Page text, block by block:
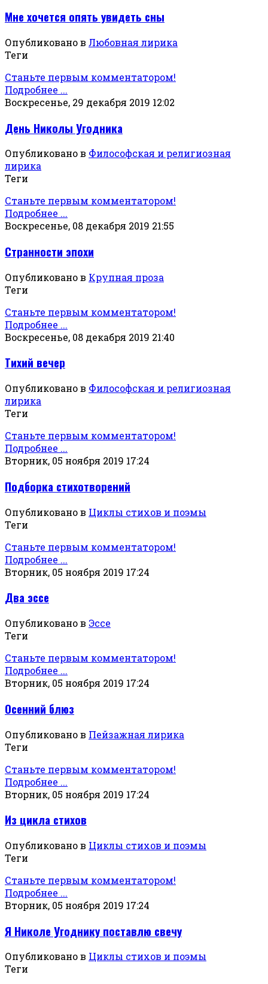
Мне хочется опять увидеть сны
Опубликовано в Любовная лирика
Теги
Станьте первым комментатором!
Подробнее ...
Воскресенье, 29 декабря 2019 12:02
День Николы Угодника
Опубликовано в Философская и религиозная
лирика
Теги
Станьте первым комментатором!
Подробнее ...
Воскресенье, 08 декабря 2019 21:55
Странности эпохи
Опубликовано в Крупная проза
Теги
Станьте первым комментатором!
Подробнее ...
Воскресенье, 08 декабря 2019 21:40
Тихий вечер
Опубликовано в Философская и религиозная
лирика
Теги
Станьте первым комментатором!
Подробнее ...
Вторник, 05 ноября 2019 17:24
Подборка стихотворений
Опубликовано в Циклы стихов и поэмы
Теги
Станьте первым комментатором!
Подробнее ...
Вторник, 05 ноября 2019 17:24
Два эссе
Опубликовано в Эссе
Теги
Станьте первым комментатором!
Подробнее ...
Вторник, 05 ноября 2019 17:24
Осенний блюз
Опубликовано в Пейзажная лирика
Теги
Станьте первым комментатором!
Подробнее ...
Вторник, 05 ноября 2019 17:24
Из цикла стихов
Опубликовано в Циклы стихов и поэмы
Теги
Станьте первым комментатором!
Подробнее ...
Вторник, 05 ноября 2019 17:24
Я Николе Угоднику поставлю свечу
Опубликовано в Циклы стихов и поэмы
Теги